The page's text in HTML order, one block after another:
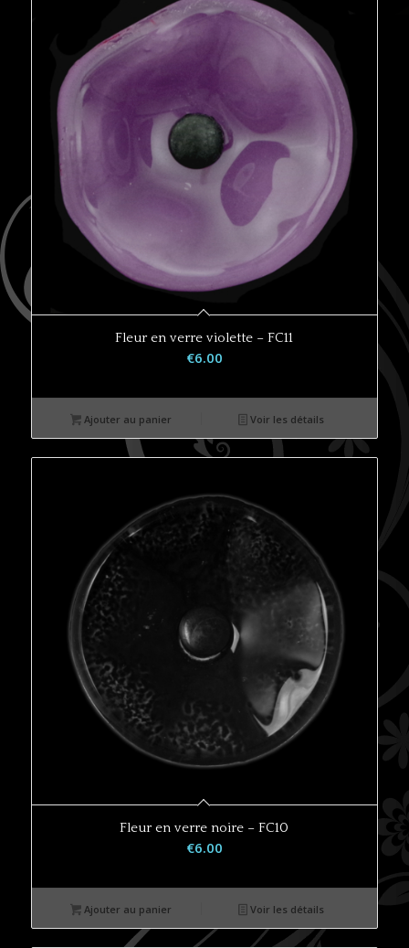
Fleur en verre violette – FC11
€6.00
Ajouter au panier Voir les détails
Fleur en verre noire – FC10
€6.00
Ajouter au panier Voir les détails